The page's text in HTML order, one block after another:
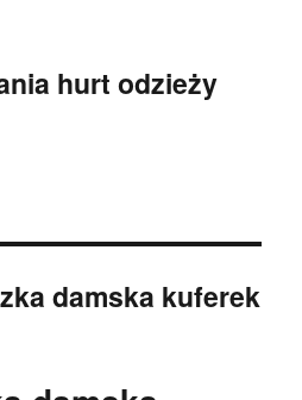
hurt odzieży
damska kuferek